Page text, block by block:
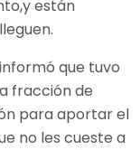
están
que tuvo
fracción de
para aportar el
no les cueste a